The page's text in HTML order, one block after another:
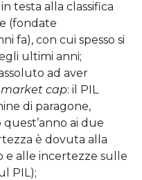
testa alla classifica
(fondate
fa), con cui spesso si
ultimi anni;
ad aver
market cap: il PIL
di paragone,
ai due
è dovuta alla
e alle incertezze sulle
PIL);